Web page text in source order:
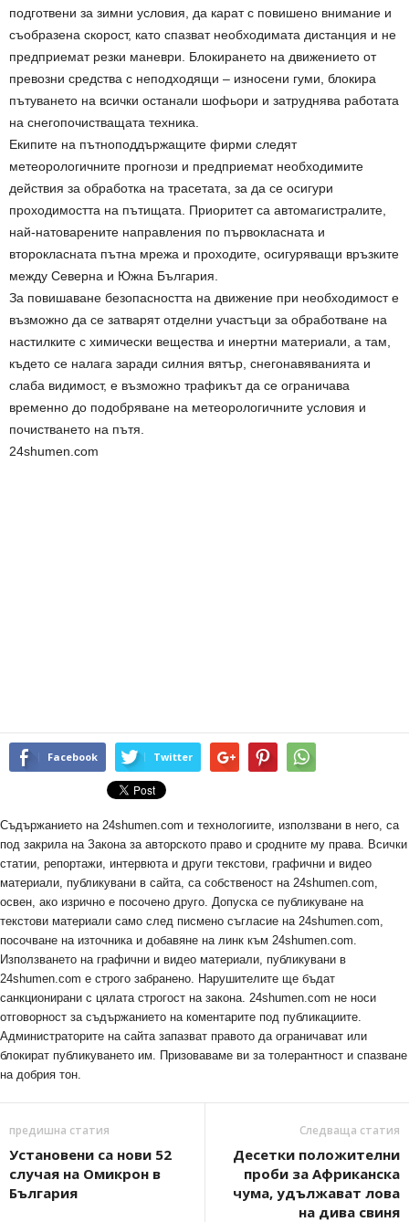
подготвени за зимни условия, да карат с повишено внимание и
съобразена скорост, като спазват необходимата дистанция и не
предприемат резки маневри. Блокирането на движението от
превозни средства с неподходящи – износени гуми, блокира
пътуването на всички останали шофьори и затруднява работата
на снегопочистващата техника.
Екипите на пътноподдържащите фирми следят
метеорологичните прогнози и предприемат необходимите
действия за обработка на трасетата, за да се осигури
проходимостта на пътищата. Приоритет са автомагистралите,
най-натоварените направления по първокласната и
второкласната пътна мрежа и проходите, осигуряващи връзките
между Северна и Южна България.
За повишаване безопасността на движение при необходимост е
възможно да се затварят отделни участъци за обработване на
настилките с химически вещества и инертни материали, а там,
където се налага заради силния вятър, снегонавяванията и
слаба видимост, е възможно трафикът да се ограничава
временно до подобряване на метеорологичните условия и
почистването на пътя.
24shumen.com
Facebook Twitter
Съдържанието на 24shumen.com и технологиите, използвани в него, са
под закрила на Закона за авторското право и сродните му права. Всички
статии, репортажи, интервюта и други текстови, графични и видео
материали, публикувани в сайта, са собственост на 24shumen.com,
освен, ако изрично е посочено друго. Допуска се публикуване на
текстови материали само след писмено съгласие на 24shumen.com,
посочване на източника и добавяне на линк към 24shumen.com.
Използването на графични и видео материали, публикувани в
24shumen.com е строго забранено. Нарушителите ще бъдат
санкционирани с цялата строгост на закона. 24shumen.com не носи
отговорност за съдържанието на коментарите под публикациите.
Администраторите на сайта запазват правото да ограничават или
блокират публикуването им. Призоваваме ви за толерантност и спазване
на добрия тон.
предишна статия
Установени са нови 52
случая на Омикрон в
България
Следваща статия
Десетки положителни
проби за Африканска
чума, удължават лова
на дива свиня